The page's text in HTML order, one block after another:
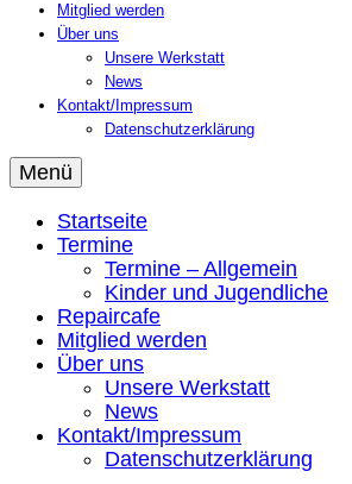
Mitglied werden
Über uns
Unsere Werkstatt
News
Kontakt/Impressum
Datenschutzerklärung
Menü
Startseite
Termine
Termine – Allgemein
Kinder und Jugendliche
Repaircafe
Mitglied werden
Über uns
Unsere Werkstatt
News
Kontakt/Impressum
Datenschutzerklärung